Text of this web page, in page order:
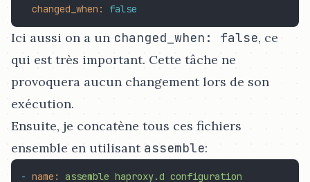
changed_when:
false
Ici aussi on a un changed_when: false, ce
qui est très important. Cette tâche ne
provoquera aucun changement lors de son
exécution.
Ensuite, je concatène tous ces fichiers
ensemble en utilisant assemble:
- name: assemble haproxy.d configuration